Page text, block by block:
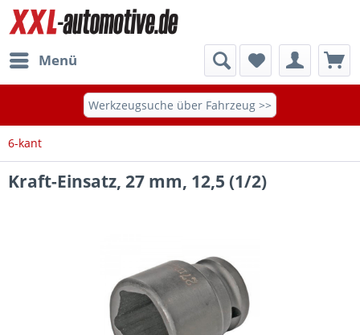
Menü
Werkzeugsuche über Fahrzeug >>
6-kant
Kraft-Einsatz, 27 mm, 12,5 (1/2)